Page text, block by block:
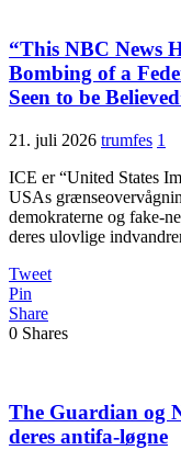
“This NBC News
Bombing of a
Seen to be
21. juli 2026 trumfes 1
ICE er “United States
USAs
demokraterne og fake-
deres ulovlige
Tweet
Pin
Share
0 Shares
The Guardian og
deres antifa-løgne